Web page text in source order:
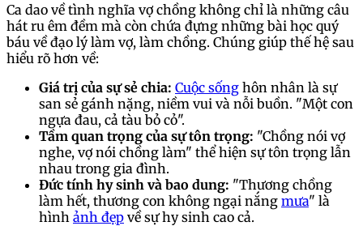
Ca dao về tình nghĩa vợ chồng không chỉ là những câu
hát ru êm đềm mà còn chứa đựng những bài học quý
báu về đạo lý làm vợ, làm chồng. Chúng giúp thế hệ sau
hiểu rõ hơn về:
Giá trị của sự sẻ chia: Cuộc sống hôn nhân là sự
san sẻ gánh nặng, niềm vui và nỗi buồn. "Một con
ngựa đau, cả tàu bỏ cỏ".
Tầm quan trọng của sự tôn trọng: "Chồng nói vợ
nghe, vợ nói chồng làm" thể hiện sự tôn trọng lẫn
nhau trong gia đình.
Đức tính hy sinh và bao dung: "Thương chồng
làm hết, thương con không ngại nắng mưa" là
hình ảnh đẹp về sự hy sinh cao cả.